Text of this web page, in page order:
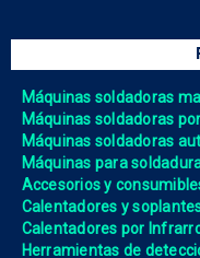
Máquinas soldadoras
Máquinas soldadoras
Máquinas soldadoras
Máquinas para
Accesorios y
Calentadores y
Calentadores por
Herramientas de